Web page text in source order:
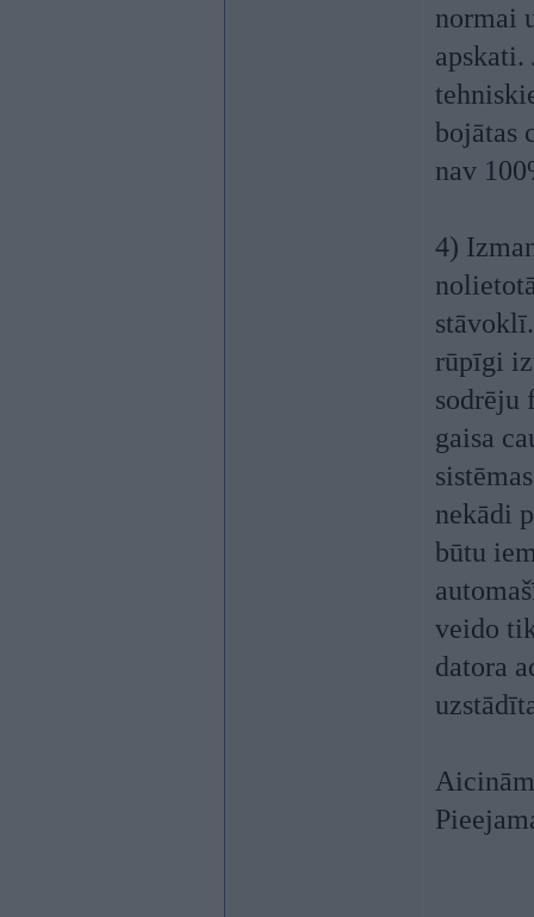
normai
bojātas
nav
4)
rūpīgi
sodrēju
gaisa
nekādi
būtu
veido
datora